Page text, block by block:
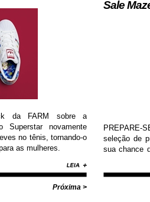
da FARM sobre a
Superstar novamente
no tênis, tornando-o
as mulheres.
Próxima >
Sale
PREPARE-
seleção de
sua chance
Diamond,